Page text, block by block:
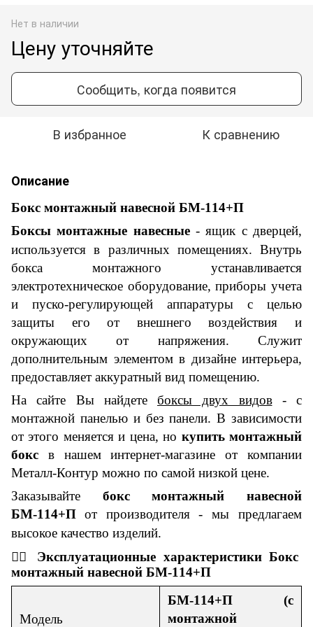
Нет в наличии
Цену уточняйте
Сообщить, когда появится
В избранное К сравнению
Описание
Бокс монтажный навесной БМ-114+П
Боксы монтажные навесные- ящик с дверцей,
используется в различных помещениях. Внутрь
бокса монтажного устанавливается
электротехническое оборудование, приборы учета
и пуско-регулирующей аппаратуры с целью
защиты его от внешнего воздействия и
окружающих от напряжения. Служит
дополнительным элементом в дизайне интерьера,
предоставляет аккуратный вид помещению.
На сайте Вы найдете боксы двух видов- с
монтажной панелью и без панели. В зависимости
от этого меняетсяи цена, но купить монтажный
бокс в нашеминтернет-магазинеот компании
Металл-Контур можно по самой низкой цене.
Заказывайте бокс монтажный навесной
БМ-114+П от производителя- мы предлагаем
высокое качество изделий.
👇🏼
Эксплуатационные характеристики Бокс
монтажный навесной БМ-114+П
Модель
БМ-114+П (с
монтажной